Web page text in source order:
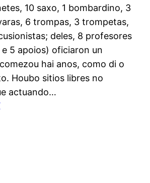
10 saxo, 1 bombardino, 3
6 trompas, 3 trompetas,
deles, 8 profesores
e 5 apoios) oficiaron un
hai anos, como di o
Houbo sitios libres no
actuando…